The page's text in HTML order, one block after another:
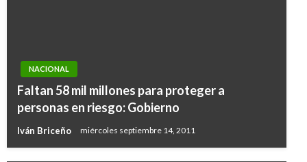
NACIONAL
Faltan 58 mil millones para proteger a
personas en riesgo: Gobierno
Iván Briceño miércoles septiembre 14, 2011